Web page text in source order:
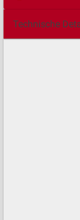
Technische